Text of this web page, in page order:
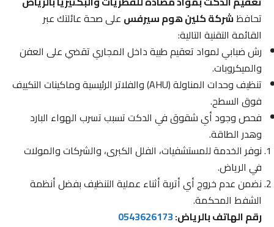
تحافظشركة كلين هوم سيرفسعلى صحة عائلتك عبر
القائمة التقنية التالية:
رش ضبابي لمواد تعقيم طبية داخل المجاري تقضي على العفن
والميكروبات.
تنظيف وحدات المناولة (AHU) والفلاتر الرئيسية وماكينات التكييف
فوق السطح.
فحص وجود أي شقوق في الدكت تسبب تسرب الهواء البارد
وهدر الطاقة.
نوفر الخدمة للمستشفيات، الفلل الكبرى، والشركات والمولات
في الرياض.
نضمن عدم خروج أي أتربة أثناء عملية التنظيف بفضل أنظمة
الشفط المحكمة.
رقم الهاتف بالرياض:0543626173